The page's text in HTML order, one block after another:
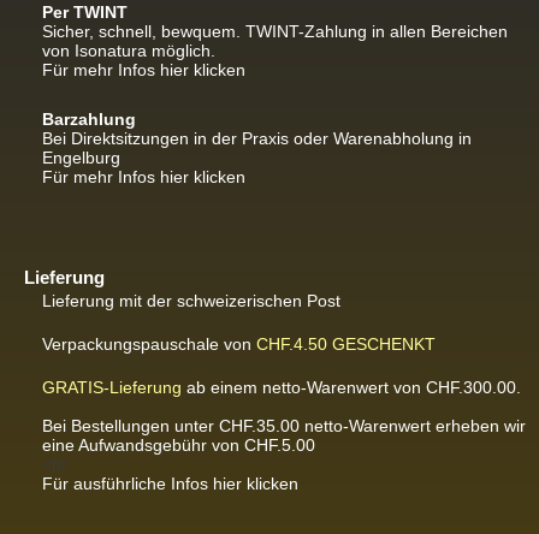
Per TWINT
Sicher, schnell, bewquem. TWINT-Zahlung in allen Bereichen
von Isonatura möglich.
Für mehr Infos hier klicken
Barzahlung
Bei Direktsitzungen in der Praxis oder Warenabholung in
Engelburg
Für mehr Infos hier klicken
Lieferung
Lieferung mit der schweizerischen Post
Verpackungspauschale von CHF.4.50 GESCHENKT
GRATIS-Lieferung ab einem netto-Warenwert von CHF.300.00.
Bei Bestellungen unter CHF.35.00 netto-Warenwert erheben wir
eine Aufwandsgebühr von CHF.5.00
<br
Für ausführliche Infos hier klicken